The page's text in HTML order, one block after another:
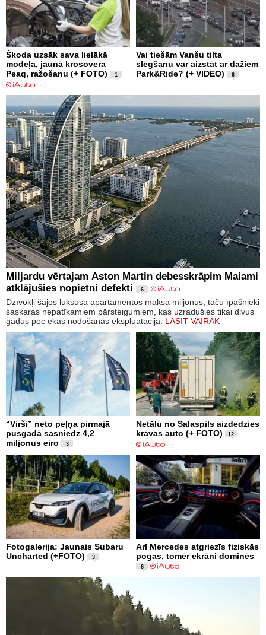
Škoda uzsāk sava lielākā
modeļa, jaunā krosovera
Peaq, ražošanu (+ FOTO)
1
Vai tiešām Vanšu tilta
slēgšanu var aizstāt ar dažiem
Park&Ride? (+ VIDEO)
6
Miljardu vērtajam Aston Martin debesskrāpim Maiami
atklājušies nopietni defekti
6
Dzīvokļi šajos luksusa apartamentos maksā miljonus, taču īpašnieki
saskaras nepatīkamiem pārsteigumiem, kas uzradušies tikai divus
gadus pēc ēkas nodošanas ekspluatācijā. LASĪT VAIRĀK
“Virši” neto peļņa pirmajā
pusgadā sasniedz 4,2
miljonus eiro
3
Netālu no Salaspils aizdedzies
kravas auto (+ FOTO)
12
Fotogalerija: Jaunais Subaru
Uncharted (+FOTO)
3
Arī Mercedes atgriezīs fiziskās
pogas, tomēr ekrāni dominēs
6